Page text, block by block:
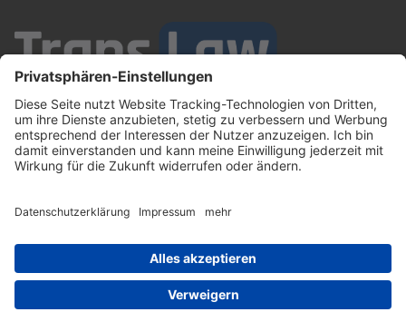
TransLaw
77736 Zell am Harmersbach